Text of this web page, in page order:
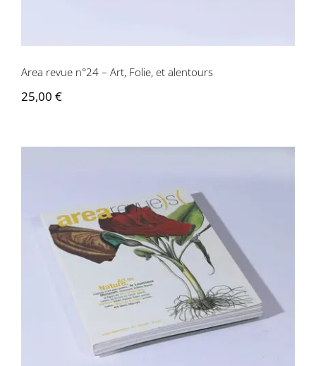
Area revue n°24 – Art, Folie, et alentours
25,00 €
Area revue n°2 – Art ou nature